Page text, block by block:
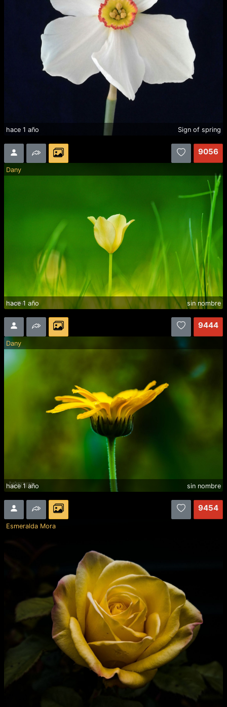
hace 1 año Sign of spring
9056
Dany
hace 1 año sin nombre
9444
Dany
hace 1 año sin nombre
9454
Esmeralda Mora